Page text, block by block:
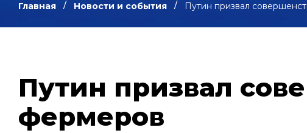
Главная Новости и события Путин призвал
Путин призвал
фермеров